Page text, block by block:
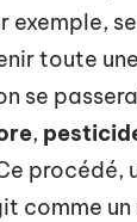
exemple,
toute
se
,
procédé,
comme